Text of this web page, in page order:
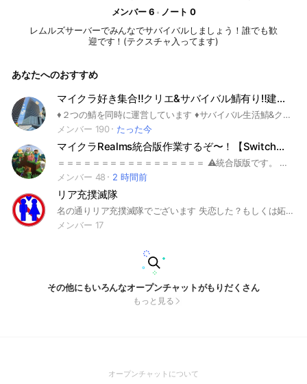
メンバー 6
ノート 0
レムルズサーバーでみんなでサバイバルしましょう！誰でも歓
迎です！(テクスチャ入ってます)
あなたへのおすすめ
マイクラ好き集合‼️クリエ&サバイバル鯖有り‼️建築サーバー、生活サーバー minecraft統合版雑談
♦２つの鯖を同時に運営しています ♦サバイバル生活鯖&クリエ建築鯖を運営しています ♦便利な世界ビルダーアドオン(ワールドエディットもどき)が入ってます ♦主に現代建築、モダン建築、鉄道建築が中心に街を広げてます！和風建築、洋風建築勢も大歓迎！気になる方は是非参加して詳細を確認してみてください♪ ♦また雑談も活発です‼️ ♦またこのワールドではいくつかの市があり、そのなかにも多くの区があり、そのなかにも多くの町があります。なのできっとあなたにぴったりな区画がありますよ! ♦ここまで見たのなら一度入ってみてください! #マイクラ雑談#統合版#マルチ#マルチ募集#街作り#クリエ#クリエ鯖#サバイバル#サバイバルサーバー#サバイバル鯖#クリエサーバー#建築サーバー#ワールドエディット#クリエイティブサーバー#マインクラフト#宣伝#mtc#Minecraft #Minecraft統合版#クリエイティブ#みんなで街作り#マイクラ現代建築#現代建築#建築#統合版#BE#レルム#レルムズ#Realm#Realms#マイクラ鉄道#ワールドエディット#バニラ#アドオン#switch#switch2#pc#雑談#鉄道#銃アドオン#モダン建築#初心者歓迎#雑談#相談
メンバー 190
たった今
マイクラRealms統合版作業するぞ〜！【Switch版】【作業】【Realms】
＝＝＝＝＝＝＝＝＝＝＝＝＝＝＝＝＝ ⚠統合版版です。 「Switch版」「PC版」「スマホ版」 なども参加できます。 ⚠このオープンチャットを無言で抜ける、即抜けをした場合はブロックし、再参加不可にします。 抜ける事情を言ってくれればブロックはしません。 ＝＝＝＝＝＝＝＝＝＝＝＝＝＝＝＝＝ メインはマインクラフトです ＝＝＝＝＝＝＝＝＝＝＝＝＝＝＝＝＝ 基本的には、露天掘り、装置造り、整地、建築、整備、馴れ合いなどをします〜。 だいたい作業しまくるので、作業好きお願いしま〜す！ 作業だけじゃなく、建築などするのもオーケーです！ 初心者〜上級者までオッケ～！ Realmsだけじゃなく、公式サーバーで遊んだりも結構するので、公式サーバーで遊びたい！って方もどうぞ！ ⚠スペック的な問題で、できることに 限度があります。 ＝＝＝＝＝＝＝＝＝＝＝＝＝＝＝＝ 下ネタ、悪口、荒らし＝禁止🈲 宣伝は…あまりしないでほしいかな ＝＝＝＝＝＝＝＝＝＝＝＝＝＝＝＝＝ #マイクラ#マインクラフト#Switch版 #統合版#作業#作業厨#初心者#上級者#レッドストーン ＝＝＝＝＝＝＝＝＝＝＝＝＝＝＝＝＝ Realmsもあるので,マイクロソフトアカウントを持っている人は便利かも？ なかったとしても普通にできるので 気軽にお願いしま〜す！ ＝＝＝＝＝＝＝＝＝＝＝＝＝＝＝＝＝
メンバー 48
2 時間前
リア充撲滅隊
名の通りリア充撲滅隊でございます 失恋した？もしくは妬ましい？それ全てリア充のせいです一緒に愚痴を零し爆破しませんか？最近あったリア充トーク…失恋トーク…あー、考えるだけでリア充が悪い、 もちろんリア充になりたい！そう思うなら加担しましょう…なった瞬間どうなるかは別ですが… ⚠️彼女彼氏いるアピールはやめましょう泣きわめきます、協調性を持って仲間としての自覚を持ちましょう 考えても全部リア充が悪いです さぁ入りましょう 余談 ちなみにだけど荒らし見たいな行為はやめてねん 後、ガチで潰すみたいな雰囲気だけどね？愚痴言ったりとか普通に話したいだけだから、うん 仲良くやりましょ！
メンバー 17
その他にもいろんなオープンチャットがもりだくさん
もっと見る
オープンチャットについて